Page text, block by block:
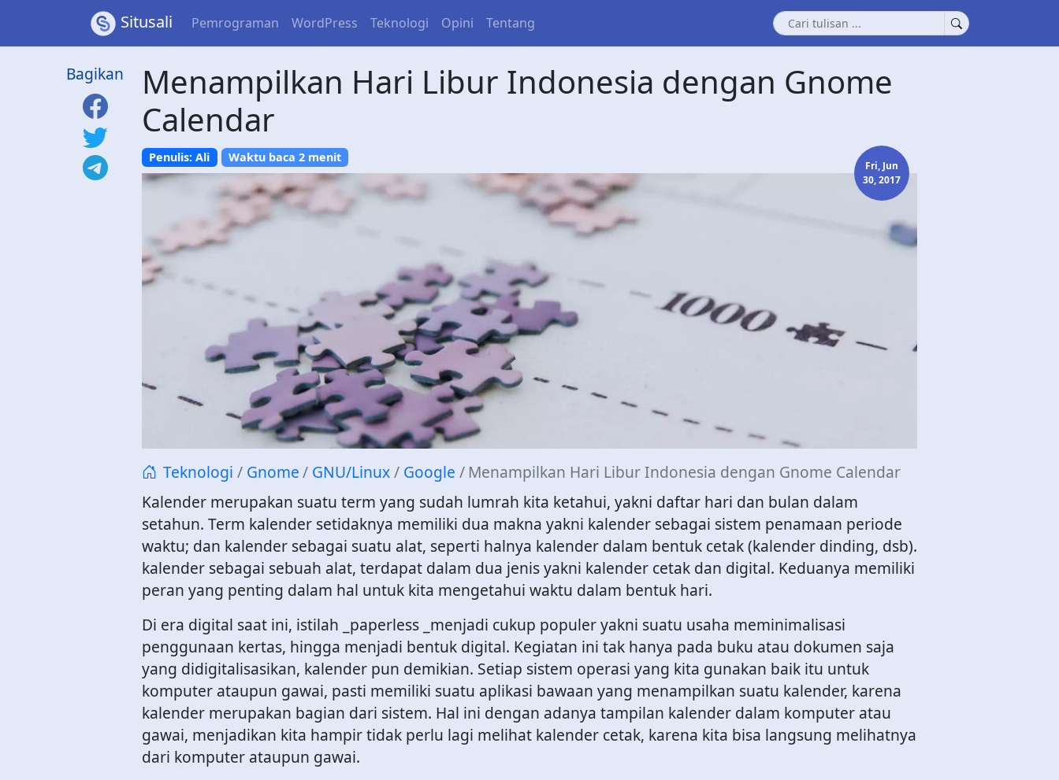
Situsali Pemrograman WordPress Teknologi Opini Tentang
Bagikan
Menampilkan Hari Libur Indonesia dengan Gnome
Calendar
Penulis: Ali Waktu baca 2 menit
Fri, Jun
30, 2017
Teknologi Gnome GNU/Linux Google
Menampilkan Hari Libur Indonesia dengan Gnome Calendar
Kalender merupakan suatu term yang sudah lumrah kita ketahui, yakni daftar hari dan bulan dalam
setahun. Term kalender setidaknya memiliki dua makna yakni kalender sebagai sistem penamaan periode
waktu; dan kalender sebagai suatu alat, seperti halnya kalender dalam bentuk cetak (kalender dinding, dsb).
kalender sebagai sebuah alat, terdapat dalam dua jenis yakni kalender cetak dan digital. Keduanya memiliki
peran yang penting dalam hal untuk kita mengetahui waktu dalam bentuk hari.
Di era digital saat ini, istilah _paperless _menjadi cukup populer yakni suatu usaha meminimalisasi
penggunaan kertas, hingga menjadi bentuk digital. Kegiatan ini tak hanya pada buku atau dokumen saja
yang didigitalisasikan, kalender pun demikian. Setiap sistem operasi yang kita gunakan baik itu untuk
komputer ataupun gawai, pasti memiliki suatu aplikasi bawaan yang menampilkan suatu kalender, karena
kalender merupakan bagian dari sistem. Hal ini dengan adanya tampilan kalender dalam komputer atau
gawai, menjadikan kita hampir tidak perlu lagi melihat kalender cetak, karena kita bisa langsung melihatnya
dari komputer ataupun gawai.